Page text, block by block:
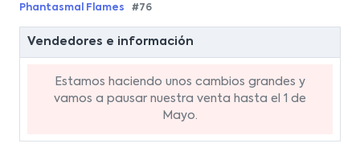
Phantasmal Flames #76
Vendedores e información
Estamos haciendo unos cambios grandes y
vamos a pausar nuestra venta hasta el 1 de
Mayo.